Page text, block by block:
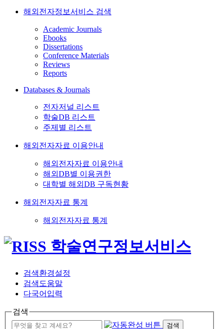
해외전자정보서비스 검색
Academic Journals
Ebooks
Dissertations
Conference Materials
Reviews
Reports
Databases & Journals
전자저널 리스트
학술DB 리스트
주제별 리스트
해외전자자료 이용안내
해외전자자료 이용안내
해외DB별 이용권한
대학별 해외DB 구독현황
해외전자자료 통계
해외전자자료 통계
검색환경설정
검색도움말
다국어입력
검색
검색